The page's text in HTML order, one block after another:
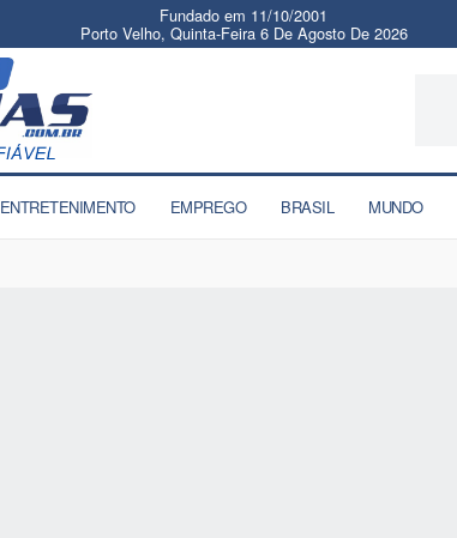
Fundado em 11/10/2001
Porto Velho, Quinta-Feira 6 De Agosto De 2026
ENTRETENIMENTO EMPREGO BRASIL MUNDO